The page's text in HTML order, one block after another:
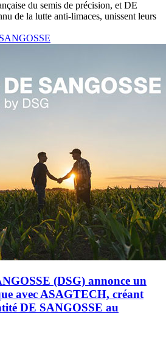
du semis de précision, et DE
de la lutte anti-limaces, unissent leurs
(DSG) annonce un
avec ASAGTECH, créant
DE SANGOSSE au